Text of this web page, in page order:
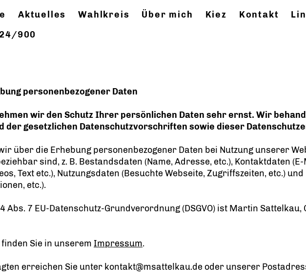
Aktuelles Wahlkreis Über mich Kiez Kontakt
900
personenbezogener Daten
wir den Schutz Ihrer persönlichen Daten sehr ernst. Wir
der gesetzlichen Datenschutzvorschriften sowie dieser
über die Erhebung personenbezogener Daten bei Nutzung unserer
sind, z. B. Bestandsdaten (Name, Adresse, etc.), Kontaktdaten
Text etc.), Nutzungsdaten (Besuchte Webseite, Zugriffszeiten, etc.)
etc.).
Abs. 7 EU-Datenschutz-Grundverordnung (DSGVO) ist Martin
Sie in unserem Impressum.
erreichen Sie unter kontakt@msattelkau.de oder unserer